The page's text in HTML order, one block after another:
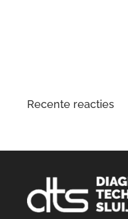
Recente reacties